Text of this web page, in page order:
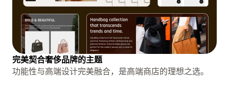
完美契合奢侈品牌的主题
功能性与高端设计完美融合，是高端商店的理想之选。